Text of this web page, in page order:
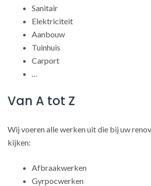
Sanitair
Elektriciteit
Aanbouw
Tuinhuis
Carport
…
Van A tot Z
Wij voeren alle werken uit die bij uw
kijken:
Afbraakwerken
Gyrpocwerken